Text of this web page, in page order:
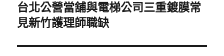
下
一
文
台北公營當舖與電梯公司三重鍍膜常
見新竹護理師職缺